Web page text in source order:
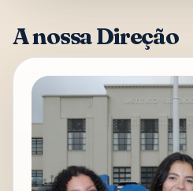
A nossa Direção